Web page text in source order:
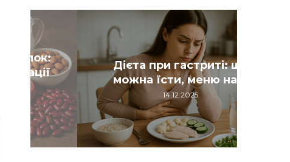
Дієта при гастриті: що
можна їсти, меню на...
14.12.2025